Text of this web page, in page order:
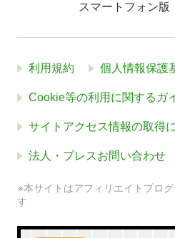
スマートフォン版
利用規約 個人情報保護
Cookie等の利用に関するガ
サイトアクセス情報の取得
法人・プレスお問い合わせ
※本サイトはアフィリエイトプロ
す